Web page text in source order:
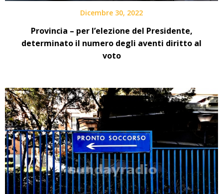
Dicembre 30, 2022
Provincia – per l’elezione del Presidente,
determinato il numero degli aventi diritto al
voto